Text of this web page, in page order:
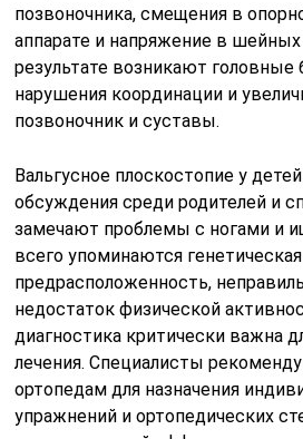
позвоночника, смещения в
аппарате и напряжение в
результате возникают головные
нарушения координации и
позвоночник и суставы.
Вальгусное плоскостопие у
обсуждения среди родителей и
замечают проблемы с ногами и
всего упоминаются генетическая
предрасположенность,
недостаток физической
диагностика критически важна
лечения. Специалисты
ортопедам для назначения
упражнений и ортопедических